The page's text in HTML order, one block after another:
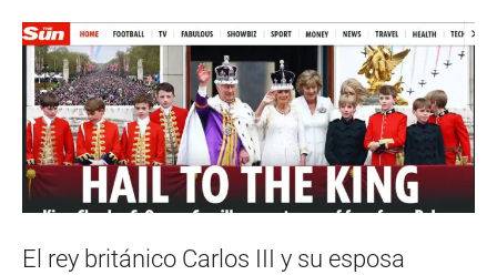
El rey británico Carlos III y su esposa